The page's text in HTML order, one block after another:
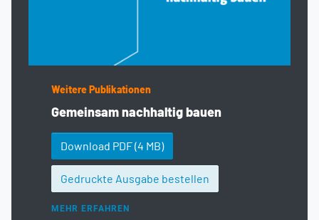
Weitere Publikationen
Gemeinsam nachhaltig bauen
Download PDF(4 MB)
Gedruckte Ausgabe bestellen
MEHR ERFAHREN